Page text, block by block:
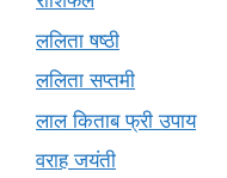
ललिता षष्ठी
ललिता सप्तमी
लाल किताब फ्री उपाय
वराह जयंती